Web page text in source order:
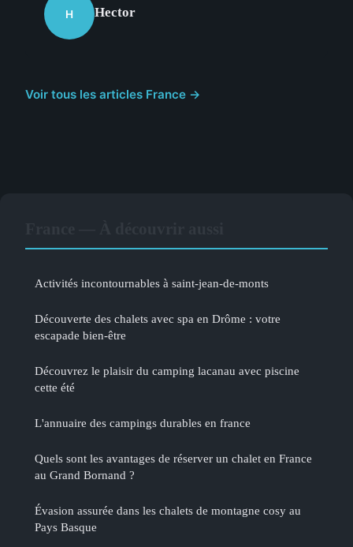
H Hector
Voir tous les articles France →
Activités incontournables à saint-jean-de-monts
Découverte des chalets avec spa en Drôme : votre
escapade bien-être
Découvrez le plaisir du camping lacanau avec piscine
cette été
L'annuaire des campings durables en france
Quels sont les avantages de réserver un chalet en France
au Grand Bornand ?
Évasion assurée dans les chalets de montagne cosy au
Pays Basque